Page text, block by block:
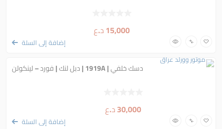
15,000د.ع
إضافة إلى السلة
دسك خلفي | 1919A | دبل لنك | فورد – لينكولن
30,000د.ع
إضافة إلى السلة